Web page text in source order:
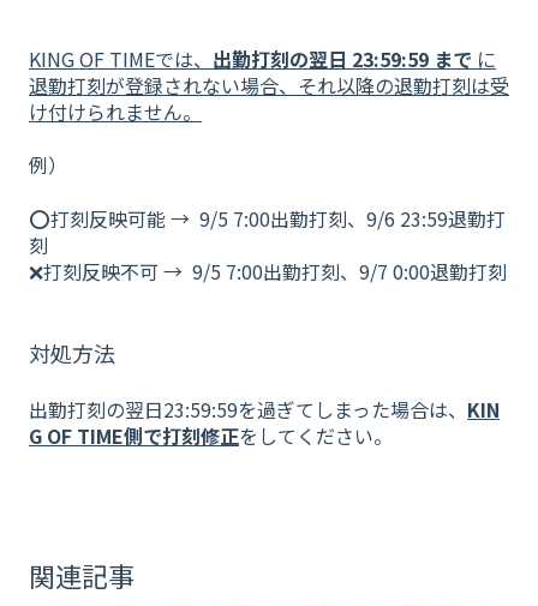
KING OF TIMEでは、 出勤打刻の翌日 23:59:59 まで に
退勤打刻が登録されない場合、それ以降の退勤打刻は受
け付けられません。
例）
⭕️打刻反映可能 → 9/5 7:00出勤打刻、9/6 23:59退勤打
刻
❌打刻反映不可 → 9/5 7:00出勤打刻、9/7 0:00退勤打刻
対処方法
出勤打刻の翌日23:59:59を過ぎてしまった場合は、 KIN
G OF TIME側で打刻修正をしてください。
関連記事